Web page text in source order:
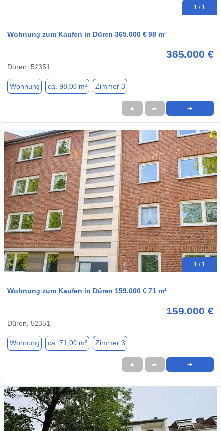
1 / 1
Wohnung zum Kaufen in Düren 365.000 € 98 m²
365.000 €
Düren, 52351
Wohnung ca. 98,00 m² Zimmer 3
★ ➦ ➜
1 / 1
Wohnung zum Kaufen in Düren 159.000 € 71 m²
159.000 €
Düren, 52351
Wohnung ca. 71,00 m² Zimmer 3
★ ➦ ➜